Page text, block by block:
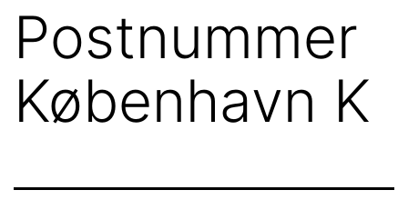
Postnummer
København K